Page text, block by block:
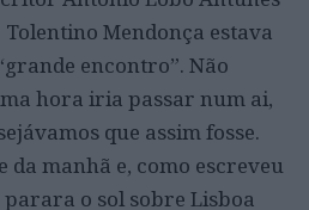
Tolentino Mendonça estava
encontro”. Não
hora iria passar num ai,
que assim fosse.
manhã e, como escreveu
o sol sobre Lisboa